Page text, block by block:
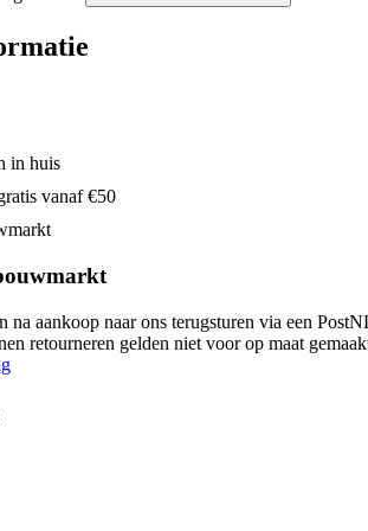
in huis
vanaf €50
na aankoop naar ons terugsturen via een
retourneren gelden niet voor op maat